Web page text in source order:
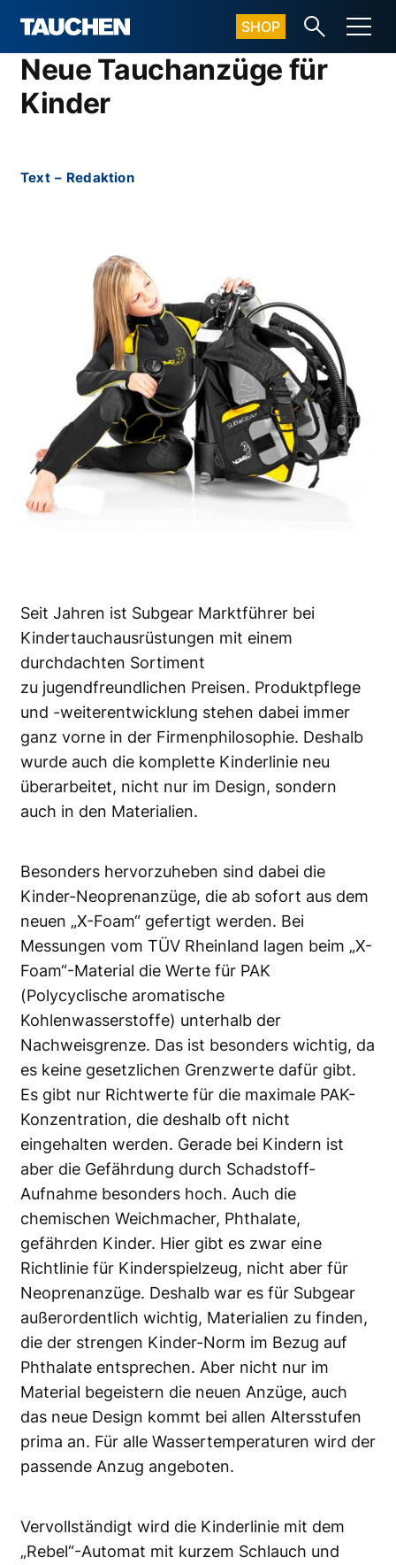
SHOP
Neue Tauchanzüge für
Kinder
Text – Redaktion
Seit Jahren ist Subgear Marktführer bei
Kindertauchausrüstungen mit einem
durchdachten Sortiment
zu jugendfreundlichen Preisen. Produktpflege
und -weiterentwicklung stehen dabei immer
ganz vorne in der Firmenphilosophie. Deshalb
wurde auch die komplette Kinderlinie neu
überarbeitet, nicht nur im Design, sondern
auch in den Materialien.
Besonders hervorzuheben sind dabei die
Kinder-Neoprenanzüge, die ab sofort aus dem
neuen „X-Foam“ gefertigt werden. Bei
Messungen vom TÜV Rheinland lagen beim „X-
Foam“-Material die Werte für PAK
(Polycyclische aromatische
Kohlenwasserstoffe) unterhalb der
Nachweisgrenze. Das ist besonders wichtig, da
es keine gesetzlichen Grenzwerte dafür gibt.
Es gibt nur Richtwerte für die maximale PAK-
Konzentration, die deshalb oft nicht
eingehalten werden. Gerade bei Kindern ist
aber die Gefährdung durch Schadstoff-
Aufnahme besonders hoch. Auch die
chemischen Weichmacher, Phthalate,
gefährden Kinder. Hier gibt es zwar eine
Richtlinie für Kinderspielzeug, nicht aber für
Neoprenanzüge. Deshalb war es für Subgear
außerordentlich wichtig, Materialien zu finden,
die der strengen Kinder-Norm im Bezug auf
Phthalate entsprechen. Aber nicht nur im
Material begeistern die neuen Anzüge, auch
das neue Design kommt bei allen Altersstufen
prima an. Für alle Wassertemperaturen wird der
passende Anzug angeboten.
Vervollständigt wird die Kinderlinie mit dem
„Rebel“-Automat mit kurzem Schlauch und